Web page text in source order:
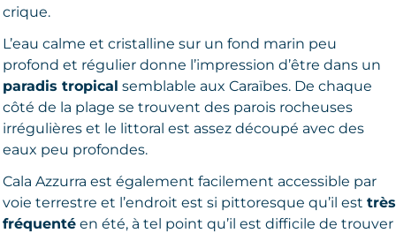
crique.
L’eau calme et cristalline sur un fond marin peu
profond et régulier donne l’impression d’être dans un
paradis tropical semblable aux Caraïbes. De chaque
côté de la plage se trouvent des parois rocheuses
irrégulières et le littoral est assez découpé avec des
eaux peu profondes.
Cala Azzurra est également facilement accessible par
voie terrestre et l’endroit est si pittoresque qu’il est très
fréquenté en été, à tel point qu’il est difficile de trouver